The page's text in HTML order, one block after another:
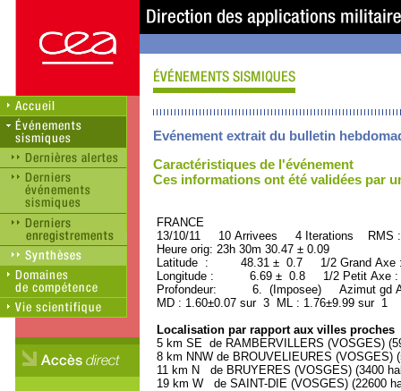
Evénement extrait du bulletin
Caractéristiques de l'événement
Ces informations ont été validées par
FRANCE ORID :
13/10/11 10 Arrivees 4 Iterations RMS
Heure orig: 23h 30m 30.47 ± 0.09
Latitude : 48.31 ± 0.7 1/2 Grand
Longitude : 6.69 ± 0.8 1/2 Petit Axe
Profondeur: 6. (Imposee) Azimut gd
MD : 1.60±0.07 sur 3 ML : 1.76±9.99 sur 1
Localisation par rapport aux villes proches
5 km SE de RAMBERVILLERS (VOSGES)
8 km NNW de BROUVELIEURES (VOSGES)
11 km N de BRUYERES (VOSGES) (3400
19 km W de SAINT-DIE (VOSGES) (22600